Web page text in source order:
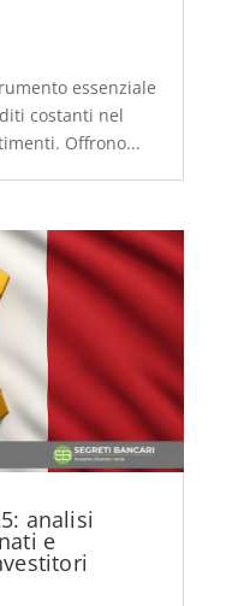
essenziale
costanti nel
Offrono...
analisi
e